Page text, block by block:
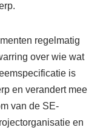
regelmatig
over wie wat
is
en verandert mee
van de SE-
en